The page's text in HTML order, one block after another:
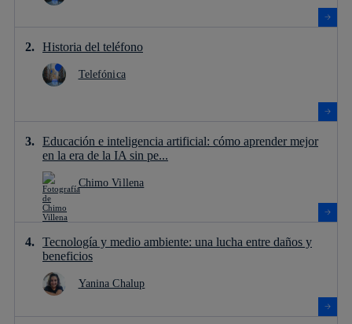
Historia del teléfono
Telefónica
Educación e inteligencia artificial: cómo aprender mejor
en la era de la IA sin pe...
Chimo Villena
Tecnología y medio ambiente: una lucha entre daños y
beneficios
Yanina Chalup